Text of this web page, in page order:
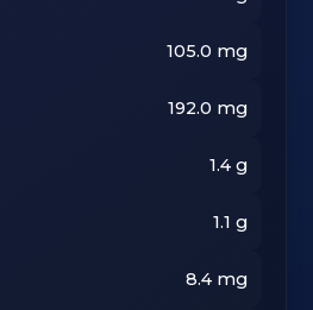
105.0 mg
192.0 mg
1.4g
1.1 g
8.4mg